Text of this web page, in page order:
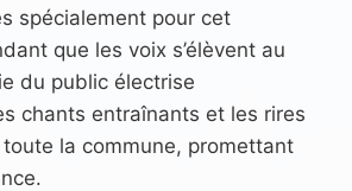
spécialement pour cet
que les voix s’élèvent au
du public électrise
chants entraînants et les rires
la commune, promettant